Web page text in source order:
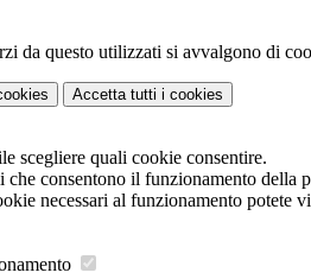
da questo utilizzati si avvalgono di
Accetta tutti i cookies
scegliere quali cookie consentire.
che consentono il funzionamento della
necessari al funzionamento potete